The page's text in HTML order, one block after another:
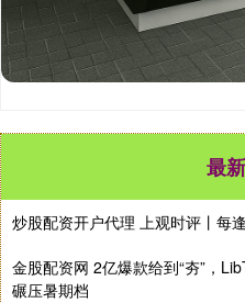
最
炒股配资开户代理 上观时评丨每
金股配资网 2亿爆款给到“夯”，
碾压暑期档